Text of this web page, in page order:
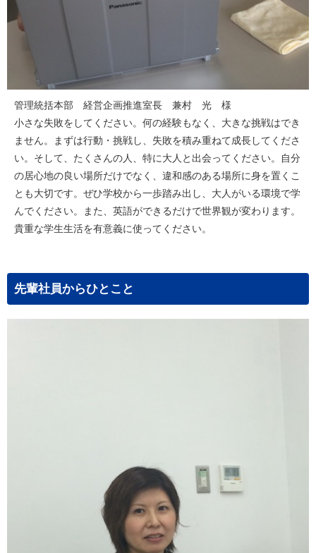
管理統括本部 経営企画推進室長 兼村 光 様
小さな失敗をしてください。何の経験もなく、大きな挑戦はでき
ません。まずは行動・挑戦し、失敗を積み重ねて成長してくださ
い。そして、たくさんの人、特に大人と出会ってください。自分
の居心地の良い場所だけでなく、違和感のある場所に身を置くこ
とも大切です。ぜひ学校から一歩踏み出し、大人がいる環境で学
んでください。また、英語ができるだけで世界観が変わります。
貴重な学生生活を有意義に使ってください。
先輩社員からひとこと